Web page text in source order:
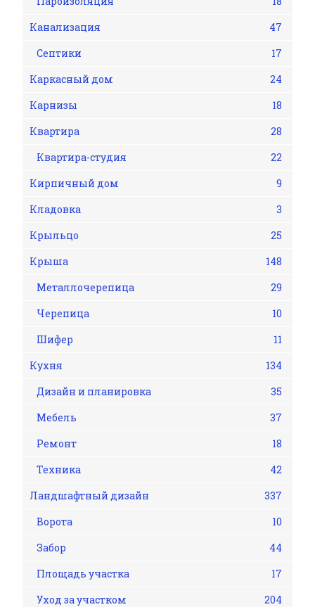
Канализация
47
Септики
17
Каркасный дом
24
Карнизы
18
Квартира
28
Квартира-студия
22
Кирпичный дом
9
Кладовка
3
Крыльцо
25
Крыша
148
Металлочерепица
29
Черепица
10
Шифер
11
Кухня
134
Дизайн и планировка
35
Мебель
37
Ремонт
18
Техника
42
Ландшафтный дизайн
337
Ворота
10
Забор
44
Площадь участка
17
Уход за участком
204